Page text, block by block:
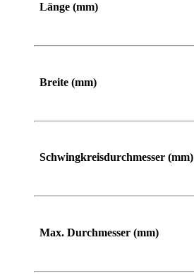
Länge (mm)
Von Bis
Breite (mm)
Von Bis
Schwingkreisdurchmesser (mm)
Max. Durchmesser (mm)